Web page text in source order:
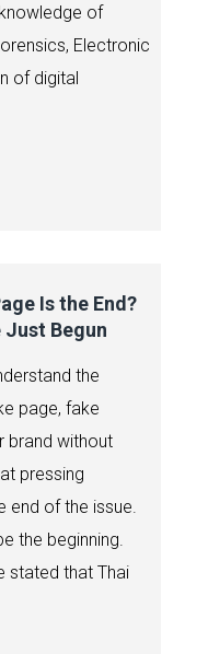
of
Electronic
of digital
Is the End?
Just Begun
the
page, fake
brand without
pressing
end of the issue.
the beginning.
stated that Thai